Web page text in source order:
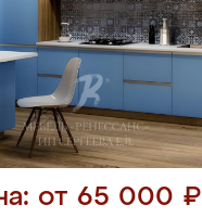
от 65 000 ₽